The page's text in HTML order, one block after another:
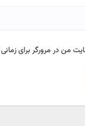
من در مرورگر برای